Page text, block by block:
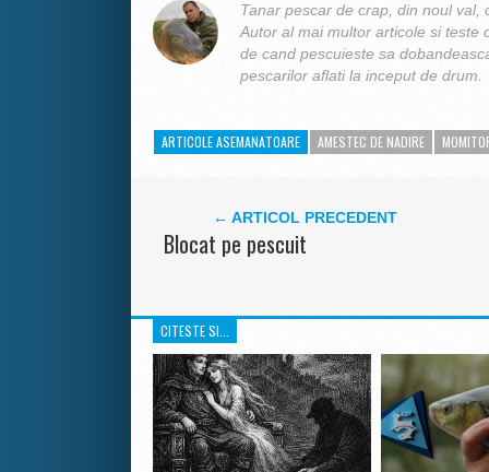
Tanar pescar de crap, din noul
Autor al mai multor articole si teste
de cand pescuieste sa
pescarilor aflati la inceput de drum.
ARTICOLE ASEMANATOARE AMESTEC DE NADIRE
← ARTICOL PRECEDENT
Blocat pe pescuit
CITESTE SI...